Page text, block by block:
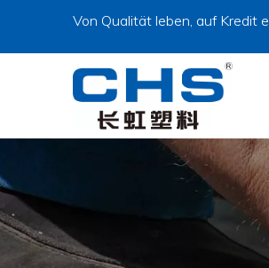
Von Qualität leben, auf Kredit